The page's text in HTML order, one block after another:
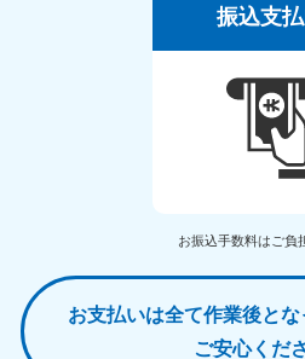
振込支
お振込手数料はご負
お支払いは全て作業後とな
ご安心くだ